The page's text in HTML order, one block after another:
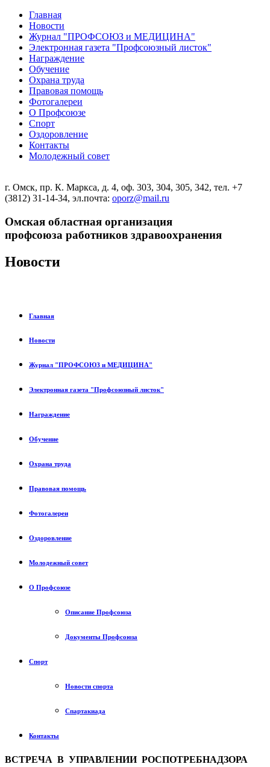
Главная
Новости
Журнал "ПРОФСОЮЗ и МЕДИЦИНА"
Электронная газета "Профсоюзный листок"
Награждение
Обучение
Охрана труда
Правовая помощь
Фотогалереи
О Профсоюзе
Спорт
Оздоровление
Контакты
Молодежный совет
г. Омск, пр. К. Маркса, д. 4, оф. 303, 304, 305, 342, тел. +7
(3812) 31-14-34, эл.почта: oporz@mail.ru
Омская областная организация
профсоюза работников здравоохранения
Новости
Главная
Новости
Журнал "ПРОФСОЮЗ и МЕДИЦИНА"
Электронная газета "Профсоюзный листок"
Награждение
Обучение
Охрана труда
Правовая помощь
Фотогалереи
Оздоровление
Молодежный совет
О Профсоюзе
Описание Профсоюза
Документы Профсоюза
Спорт
Новости спорта
Спартакиада
Контакты
ВСТРЕЧА В УПРАВЛЕНИИ РОСПОТРЕБНАДЗОРА